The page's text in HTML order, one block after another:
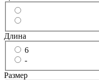
Длина
6
-
Размер